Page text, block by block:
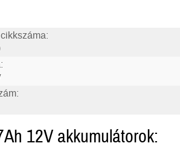
12V akkumulátorok: